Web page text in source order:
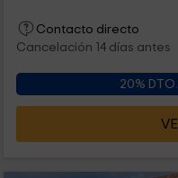
Contacto directo
Cancelación 14 días antes
20%